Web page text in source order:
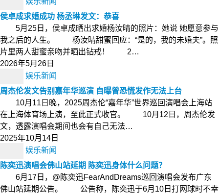
侯卓成求婚成功 杨丞琳发文：恭喜
5月25日，侯卓成晒出求婚杨汝晴的照片：她说 她愿意参与
我之后的人生。 杨汝晴甜蜜回应：“是的，我的未婚夫”。照
片里两人甜蜜亲吻并晒出钻戒！ 2…
2026年5月26日
娱乐新闻
周杰伦发文告别嘉年华巡演 自曝曾恐慌发作无法上台
10月11日晚，2025周杰伦“嘉年华”世界巡回演唱会上海站
在上海体育场上演，至此正式收官。 10月12日，周杰伦发
文，透露演唱会期间也会有自己无法…
2025年10月14日
娱乐新闻
陈奕迅演唱会佛山站延期 陈奕迅身体什么问题？
6月17日，@陈奕迅FearAndDreams巡回演唱会发布广东
佛山站延期公告。 公告称，陈奕迅于6月10日打网球时不幸